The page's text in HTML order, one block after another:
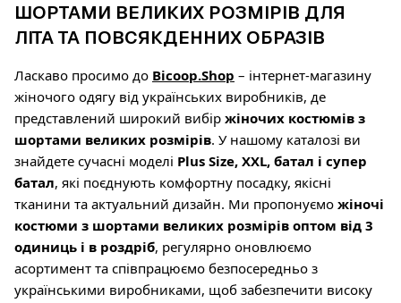
ШОРТАМИ ВЕЛИКИХ РОЗМІРІВ ДЛЯ
ЛІТА ТА ПОВСЯКДЕННИХ ОБРАЗІВ
Ласкаво просимо до Bicoop.Shop – інтернет-магазину
жіночого одягу від українських виробників, де
представлений широкий вибір жіночих костюмів з
шортами великих розмірів. У нашому каталозі ви
знайдете сучасні моделі Plus Size, XXL, батал і супер
батал, які поєднують комфортну посадку, якісні
тканини та актуальний дизайн. Ми пропонуємо жіночі
костюми з шортами великих розмірів оптом від 3
одиниць і в роздріб, регулярно оновлюємо
асортимент та співпрацюємо безпосередньо з
українськими виробниками, щоб забезпечити високу